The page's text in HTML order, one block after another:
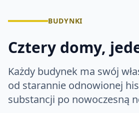
BUDYNKI
Cztery domy,
Każdy budynek ma swój
od starannie odnowionej
substancji po nowoczesną